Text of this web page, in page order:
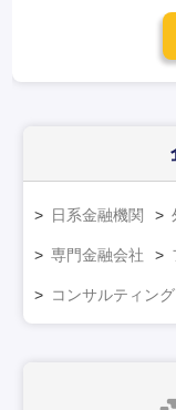
日系金融機関
専門金融会社
コンサルティン